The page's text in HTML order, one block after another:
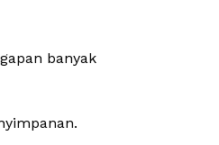
banyak